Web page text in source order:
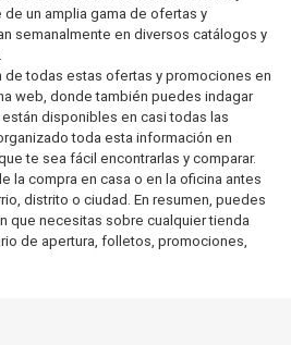
un amplia gama de ofertas y
semanalmente en diversos catálogos y
todas estas ofertas y promociones en
web, donde también puedes indagar
disponibles en casi todas las
toda esta información en
te sea fácil encontrarlas y comparar.
la compra en casa o en la oficina antes
distrito o ciudad. En resumen, puedes
que necesitas sobre cualquier tienda
de apertura, folletos, promociones,